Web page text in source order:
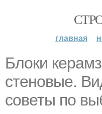
главная
Блоки
стеновые.
советы по